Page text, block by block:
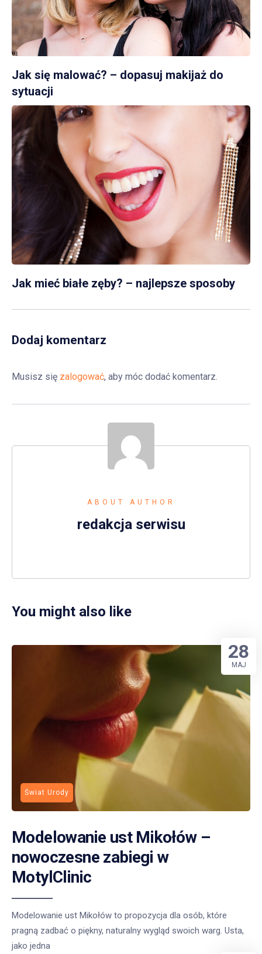
Jak się malować? – dopasuj makijaż do
sytuacji
Jak mieć białe zęby? – najlepsze sposoby
Dodaj komentarz
Musisz się zalogować, aby móc dodać komentarz.
ABOUT AUTHOR
redakcja serwisu
You might also like
Świat Urody
Modelowanie ust Mikołów –
nowoczesne zabiegi w
MotylClinic
Modelowanie ust Mikołów to propozycja dla osób, które
pragną zadbać o piękny, naturalny wygląd swoich warg. Usta,
jako jedna
28
MAJ